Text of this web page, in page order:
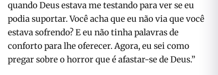
quando Deus estava me testando para ver se eu
podia suportar. Você acha que eu não via que você
estava sofrendo? E eu não tinha palavras de
conforto para lhe oferecer. Agora, eu sei como
pregar sobre o horror que é afastar-se de Deus.”